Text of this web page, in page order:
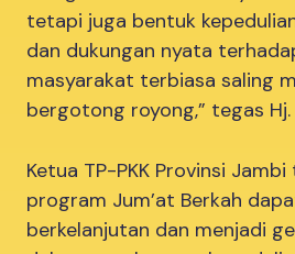
tetapi juga bentuk
dan dukungan nyata
masyarakat terbiasa saling
bergotong royong,” tegas
Ketua TP-PKK Provinsi
program Jum’at Berkah
berkelanjutan dan menjadi